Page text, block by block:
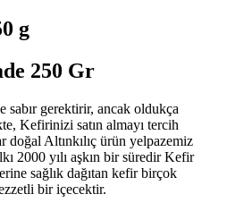
g
250 Gr
sabır gerektirir, ancak oldukça
Kefirinizi satın almayı tercih
doğal Altınkılıç ürün yelpazemiz
2000 yılı aşkın bir süredir Kefir
sağlık dağıtan kefir birçok
bir içecektir.